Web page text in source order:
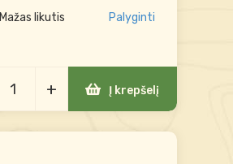
Mažas likutis Palyginti
+ Į krepšelį